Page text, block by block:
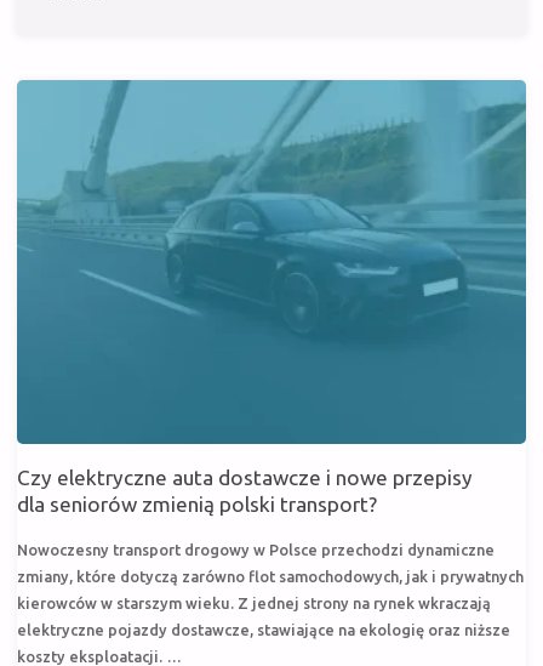
Czy elektryczne auta dostawcze i nowe przepisy
dla seniorów zmienią polski transport?
Nowoczesny transport drogowy w Polsce przechodzi dynamiczne
zmiany, które dotyczą zarówno flot samochodowych, jak i prywatnych
kierowców w starszym wieku. Z jednej strony na rynek wkraczają
elektryczne pojazdy dostawcze, stawiające na ekologię oraz niższe
koszty eksploatacji. …